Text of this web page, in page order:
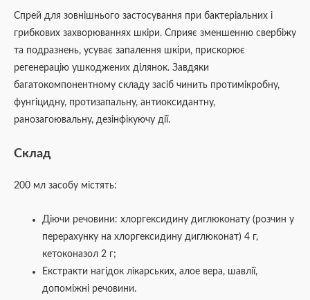
Спрей для зовнішнього застосування при бактеріальних і
грибкових захворюваннях шкіри. Cприяє зменшенню свербіжу
та подразнень, усуває запалення шкіри, прискорює
регенерацію ушкоджених ділянок. Завдяки
багатокомпонентному складу засіб чинить протимікробну,
фунгіцидну, протизапальну, антиоксидантну,
ранозагоювальну, дезінфікуючу дії.
Склад
200 мл засобу містять:
Діючи речовини: хлоргексидину диглюконату (розчин у
перерахунку на хлоргексидину диглюконат) 4 г,
кетоконазол 2 г;
Екстракти нагідок лікарських, алое вера, шавлії,
допоміжні речовини.